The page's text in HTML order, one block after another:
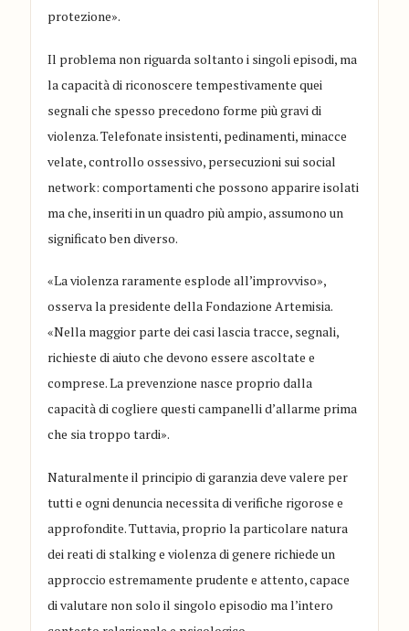
protezione».
Il problema non riguarda soltanto i singoli episodi, ma
la capacità di riconoscere tempestivamente quei
segnali che spesso precedono forme più gravi di
violenza. Telefonate insistenti, pedinamenti, minacce
velate, controllo ossessivo, persecuzioni sui social
network: comportamenti che possono apparire isolati
ma che, inseriti in un quadro più ampio, assumono un
significato ben diverso.
«La violenza raramente esplode all’improvviso»,
osserva la presidente della Fondazione Artemisia.
«Nella maggior parte dei casi lascia tracce, segnali,
richieste di aiuto che devono essere ascoltate e
comprese. La prevenzione nasce proprio dalla
capacità di cogliere questi campanelli d’allarme prima
che sia troppo tardi».
Naturalmente il principio di garanzia deve valere per
tutti e ogni denuncia necessita di verifiche rigorose e
approfondite. Tuttavia, proprio la particolare natura
dei reati di stalking e violenza di genere richiede un
approccio estremamente prudente e attento, capace
di valutare non solo il singolo episodio ma l’intero